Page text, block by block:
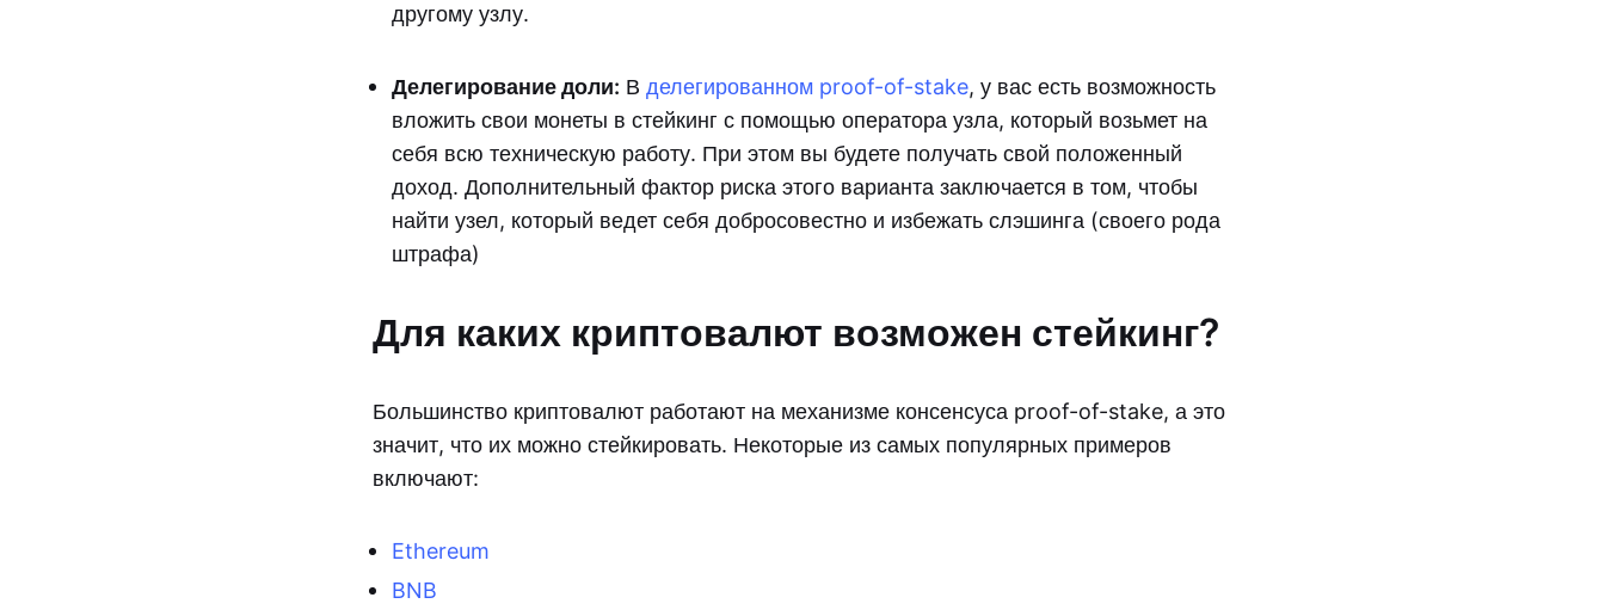
другому узлу.
Делегирование доли: В делегированном proof-of-stake, у вас есть возможность
вложить свои монеты в стейкинг с помощью оператора узла, который возьмет на
себя всю техническую работу. При этом вы будете получать свой положенный
доход. Дополнительный фактор риска этого варианта заключается в том, чтобы
найти узел, который ведет себя добросовестно и избежать слэшинга (своего рода
штрафа)
Для каких криптовалют возможен стейкинг?
Большинство криптовалют работают на механизме консенсуса proof-of-stake, а это
значит, что их можно стейкировать. Некоторые из самых популярных примеров
включают:
Ethereum
BNB